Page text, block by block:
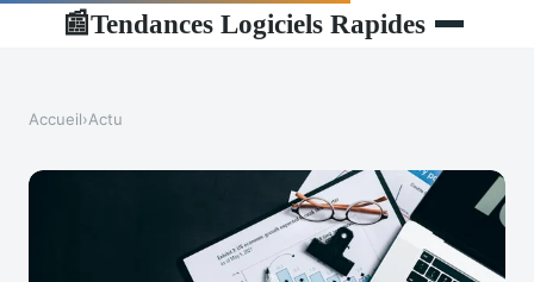
📰Tendances Logiciels Rapides
Accueil›Actu